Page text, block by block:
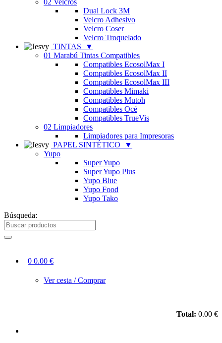
02 Velcros
Dual Lock 3M
Velcro Adhesivo
Velcro Coser
Velcro Troquelado
TINTAS
▼
01 Marabú Tintas Compatibles
Compatibles EcosolMax I
Compatibles EcosolMax II
Compatibles EcosolMax III
Compatibles Mimaki
Compatibles Mutoh
Compatibles Océ
Compatibles TrueVis
02 Limpiadores
Limpiadores para Impresoras
PAPEL SINTÉTICO
▼
Yupo
Super Yupo
Super Yupo Plus
Yupo Blue
Yupo Food
Yupo Tako
Búsqueda:
0 0.00 €
Ver cesta / Comprar
Total: 0.00 €